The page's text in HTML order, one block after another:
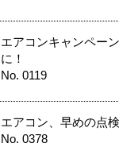
エアコンキャンペー
に！
No. 0119
エアコン、早めの点
No. 0378